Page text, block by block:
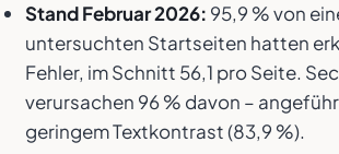
Stand Februar 2026: 95,9 % von
untersuchten Startseiten hatten
Fehler, im Schnitt 56,1 pro Seite.
verursachen 96 % davon –
geringem Textkontrast (83,9 %).